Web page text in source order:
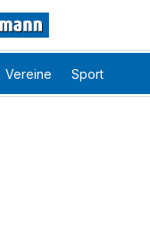
Vereine Sport